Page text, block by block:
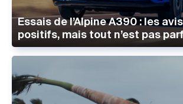
Essais de l’Alpine A390 : les
positifs, mais tout n’est pas